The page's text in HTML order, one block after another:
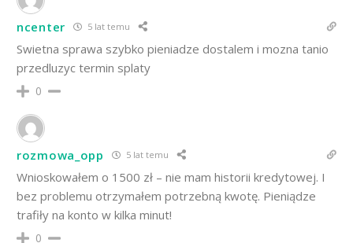
ncenter 5 lat temu
Swietna sprawa szybko pieniadze dostalem i mozna tanio
przedluzyc termin splaty
0
rozmowa_opp 5 lat temu
Wnioskowałem o 1500 zł – nie mam historii kredytowej. I
bez problemu otrzymałem potrzebną kwotę. Pieniądze
trafiły na konto w kilka minut!
0